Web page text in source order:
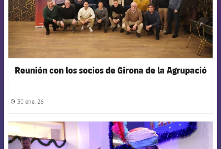
Reunión con los socios de Girona de la Agrupació
label.share.clock
30 ene. 26
FCB Barcelona badge